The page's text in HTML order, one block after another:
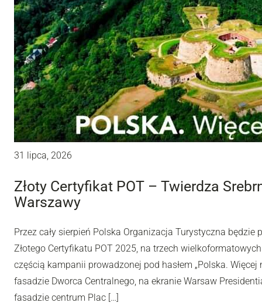
31 lipca, 2026
Złoty Certyfikat POT – Twierdza
Warszawy
Przez cały sierpień Polska Organizacja Turystyczna
Złotego Certyfikatu POT 2025, na trzech
częścią kampanii prowadzonej pod hasłem „Polska.
fasadzie Dworca Centralnego, na ekranie Warsaw
fasadzie centrum Plac […]